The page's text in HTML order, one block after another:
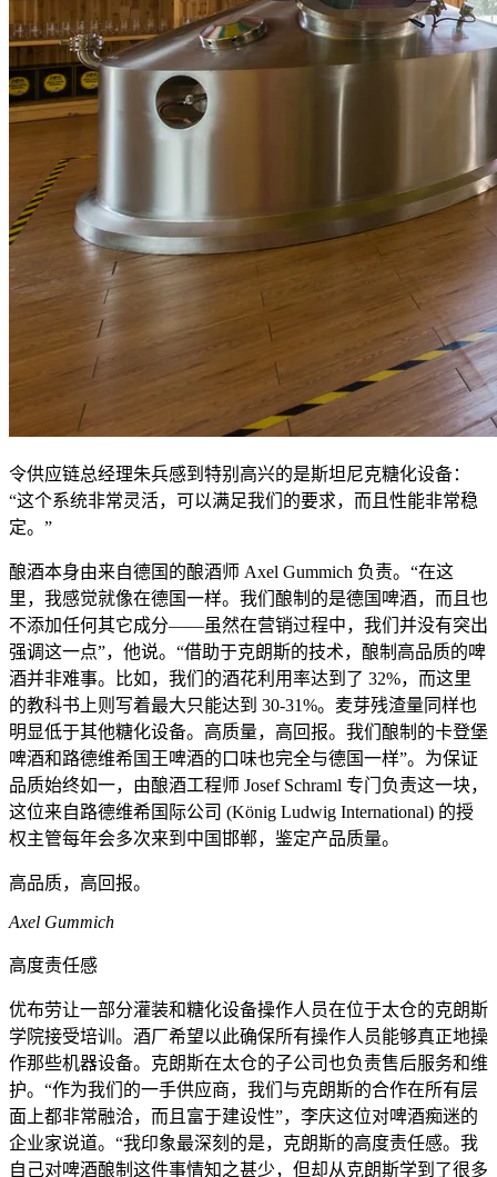
令供应链总经理朱兵感到特别高兴的是斯坦尼克糖化设备：
“这个系统非常灵活，可以满足我们的要求，而且性能非常稳
定。”
酿酒本身由来自德国的酿酒师 Axel Gummich 负责。“在这
里，我感觉就像在德国一样。我们酿制的是德国啤酒，而且也
不添加任何其它成分——虽然在营销过程中，我们并没有突出
强调这一点”，他说。“借助于克朗斯的技术，酿制高品质的啤
酒并非难事。比如，我们的酒花利用率达到了 32%，而这里
的教科书上则写着最大只能达到 30-31%。麦芽残渣量同样也
明显低于其他糖化设备。高质量，高回报。我们酿制的卡登堡
啤酒和路德维希国王啤酒的口味也完全与德国一样”。为保证
品质始终如一，由酿酒工程师 Josef Schraml 专门负责这一块，
这位来自路德维希国际公司 (König Ludwig International) 的授
权主管每年会多次来到中国邯郸，鉴定产品质量。
高品质，高回报。
Axel Gummich
高度责任感
优布劳让一部分灌装和糖化设备操作人员在位于太仓的克朗斯
学院接受培训。酒厂希望以此确保所有操作人员能够真正地操
作那些机器设备。克朗斯在太仓的子公司也负责售后服务和维
护。“作为我们的一手供应商，我们与克朗斯的合作在所有层
面上都非常融洽，而且富于建设性”，李庆这位对啤酒痴迷的
企业家说道。“我印象最深刻的是，克朗斯的高度责任感。我
自己对啤酒酿制这件事情知之甚少，但却从克朗斯学到了很多